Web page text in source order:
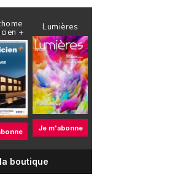
+ Lumières
Je m'abonne
boutique